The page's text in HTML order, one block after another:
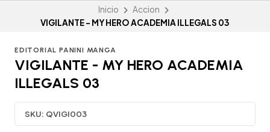
Inicio
Accion
VIGILANTE - MY HERO ACADEMIA ILLEGALS 03
EDITORIAL PANINI MANGA
VIGILANTE - MY HERO ACADEMIA
ILLEGALS 03
SKU: QVIGI003